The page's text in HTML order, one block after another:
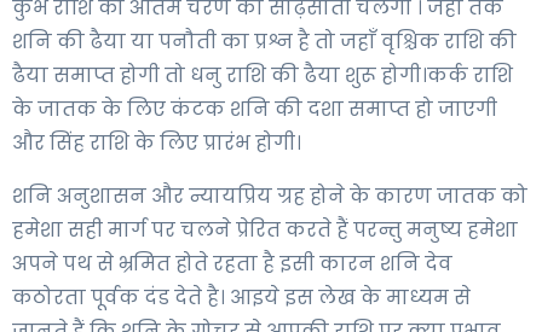
कुंभ राशि को अंतिम चरण की साढ़ेसाती चलेगी । जहां तक
शनि की ढैया या पनौती का प्रश्न है तो जहाँ वृश्चिक राशि की
ढैया समाप्त होगी तो धनु राशि की ढैया शुरू होगी।कर्क राशि
के जातक के लिए कंटक शनि की दशा समाप्त हो जाएगी
और सिंह राशि के लिए प्रारंभ होगी।
शनि अनुशासन और न्यायप्रिय ग्रह होने के कारण जातक को
हमेशा सही मार्ग पर चलने प्रेरित करते हैं परन्तु मनुष्य हमेशा
अपने पथ से भ्रमित होते रहता है इसी कारन शनि देव
कठोरता पूर्वक दंड देते है। आइये इस लेख के माध्यम से